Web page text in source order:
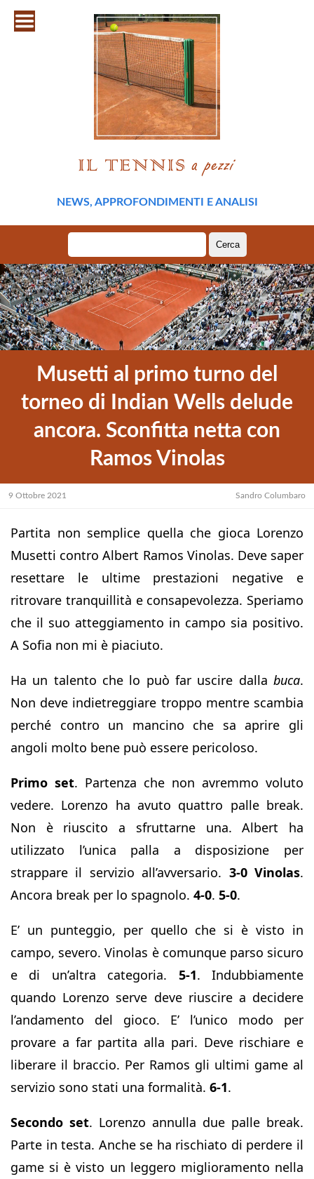
NEWS, APPROFONDIMENTI E ANALISI
per:
Musetti al primo turno del
torneo di Indian Wells delude
ancora. Sconfitta netta con
Ramos Vinolas
9 Ottobre 2021 Sandro Columbaro
Partita non semplice quella che gioca Lorenzo
Musetti contro Albert Ramos Vinolas. Deve saper
resettare le ultime prestazioni negative e
ritrovare tranquillità e consapevolezza. Speriamo
che il suo atteggiamento in campo sia positivo.
A Sofia non mi è piaciuto.
Ha un talento che lo può far uscire dalla buca.
Non deve indietreggiare troppo mentre scambia
perché contro un mancino che sa aprire gli
angoli molto bene può essere pericoloso.
Primo set. Partenza che non avremmo voluto
vedere. Lorenzo ha avuto quattro palle break.
Non è riuscito a sfruttarne una. Albert ha
utilizzato l’unica palla a disposizione per
strappare il servizio all’avversario. 3-0 Vinolas.
Ancora break per lo spagnolo. 4-0. 5-0.
E’ un punteggio, per quello che si è visto in
campo, severo. Vinolas è comunque parso sicuro
e di un’altra categoria. 5-1. Indubbiamente
quando Lorenzo serve deve riuscire a decidere
l’andamento del gioco. E’ l’unico modo per
provare a far partita alla pari. Deve rischiare e
liberare il braccio. Per Ramos gli ultimi game al
servizio sono stati una formalità. 6-1.
Secondo set. Lorenzo annulla due palle break.
Parte in testa. Anche se ha rischiato di perdere il
game si è visto un leggero miglioramento nella